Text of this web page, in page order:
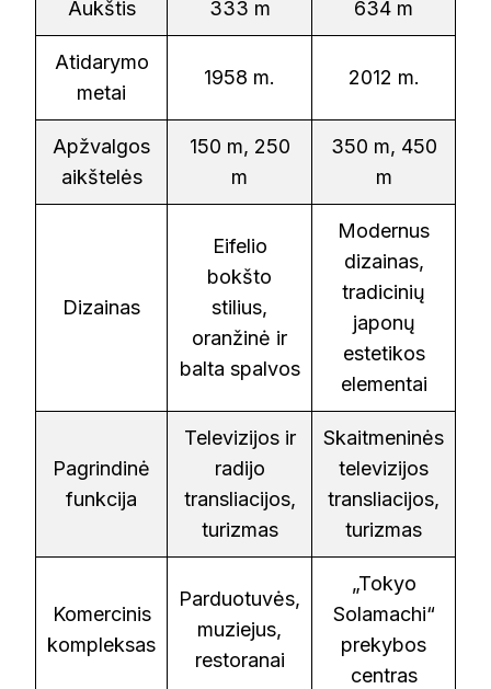
Aukštis 333 m 634 m
Atidarymo
metai
1958 m. 2012 m.
Apžvalgos
aikštelės
150 m, 250
m
350 m, 450
m
Dizainas
Eifelio
bokšto
stilius,
oranžinė ir
balta spalvos
Modernus
dizainas,
tradicinių
japonų
estetikos
elementai
Pagrindinė
funkcija
Televizijos ir
radijo
transliacijos,
turizmas
Skaitmeninės
televizijos
transliacijos,
turizmas
Komercinis
kompleksas
Parduotuvės,
muziejus,
restoranai
„Tokyo
Solamachi“
prekybos
centras